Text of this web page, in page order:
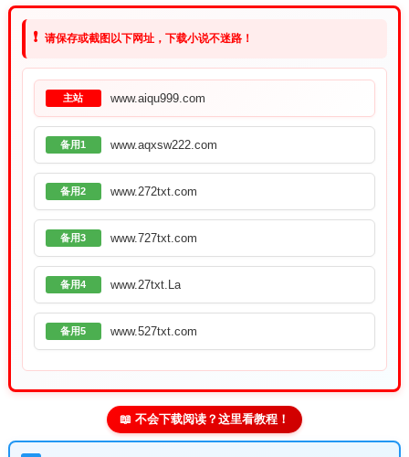
❗ 请保存或截图以下网址，下载小说不迷路！
主站 www.aiqu999.com
备用1 www.aqxsw222.com
备用2 www.272txt.com
备用3 www.727txt.com
备用4 www.27txt.La
备用5 www.527txt.com
📖 不会下载阅读？这里看教程！